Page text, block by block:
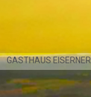
GASTHAUS